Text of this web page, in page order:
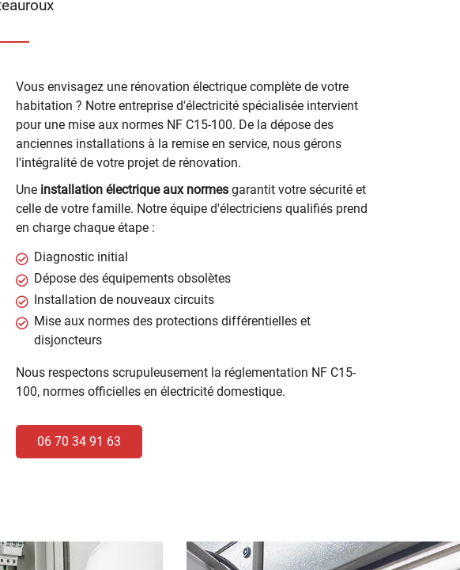
Vous envisagez une rénovation électrique complète de votre
habitation ? Notre entreprise d'électricité spécialisée intervient
pour une mise aux normes NF C15-100. De la dépose des
anciennes installations à la remise en service, nous gérons
l'intégralité de votre projet de rénovation.
Une installation électrique aux normes garantit votre sécurité et
celle de votre famille. Notre équipe d'électriciens qualifiés prend
en charge chaque étape :
Diagnostic initial
Dépose des équipements obsolètes
Installation de nouveaux circuits
Mise aux normes des protections différentielles et
disjoncteurs
Nous respectons scrupuleusement la réglementation NF C15-
100, normes officielles en électricité domestique.
06 70 34 91 63